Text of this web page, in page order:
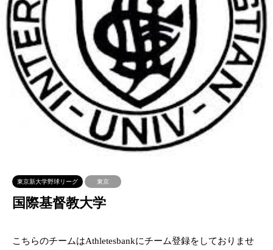
東京新大学野球リーグ 東京
国際基督教大学
こちらのチームはAthletesbankにチーム登録をしておりませ